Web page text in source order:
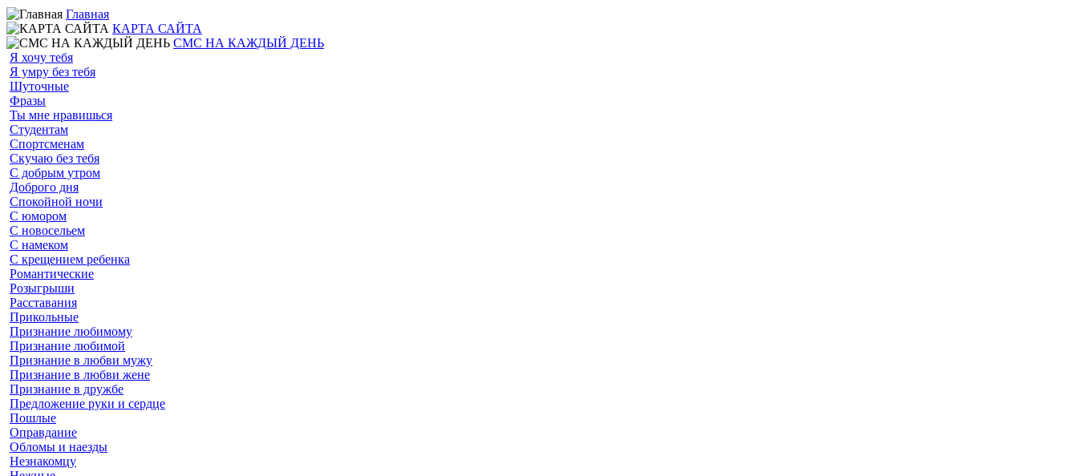
Главная
КАРТА САЙТА
СМС НА КАЖДЫЙ ДЕНЬ
Я хочу тебя
Я умру без тебя
Шуточные
Фразы
Ты мне нравишься
Студентам
Спортсменам
Скучаю без тебя
С добрым утром
Доброго дня
Спокойной ночи
С юмором
С новосельем
С намеком
С крещением ребенка
Романтические
Розыгрыши
Расставания
Прикольные
Признание любимому
Признание любимой
Признание в любви мужу
Признание в любви жене
Признание в дружбе
Предложение руки и сердце
Пошлые
Оправдание
Обломы и наезды
Незнакомцу